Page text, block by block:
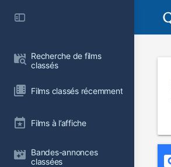
Recherche de films
classés
Films classés récemment
Films à l’affiche
Bandes-annonces
classées